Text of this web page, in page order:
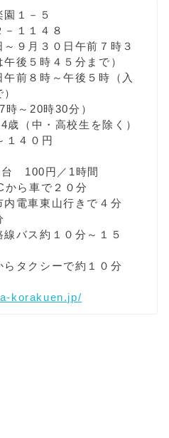
園１－５
－１１４８
～９月３０日午前７時３
後５時４５分まで）
前８時～午後５時（入
～20時30分）
歳（中・高校生を除く）
４０円
台 100円／1時間
から車で２０分
内電車東山行きで４分
バス約１０分～１５
タクシーで約１０分
korakuen.jp/